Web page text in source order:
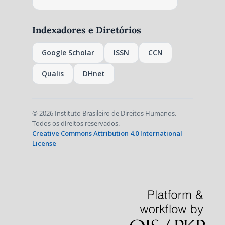
Indexadores e Diretórios
Google Scholar ISSN CCN
Qualis DHnet
© 2026 Instituto Brasileiro de Direitos Humanos.
Todos os direitos reservados.
Creative Commons Attribution 4.0 International
License